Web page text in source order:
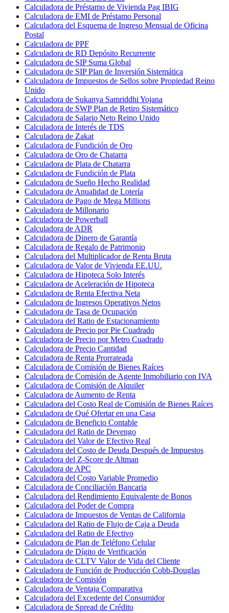
Calculadora de Préstamo de Vivienda Pag IBIG
Calculadora de EMI de Préstamo Personal
Calculadora del Esquema de Ingreso Mensual de Oficina
Postal
Calculadora de PPF
Calculadora de RD Depósito Recurrente
Calculadora de SIP Suma Global
Calculadora de SIP Plan de Inversión Sistemática
Calculadora de Impuestos de Sellos sobre Propiedad Reino
Unido
Calculadora de Sukanya Samriddhi Yojana
Calculadora de SWP Plan de Retiro Sistemático
Calculadora de Salario Neto Reino Unido
Calculadora de Interés de TDS
Calculadora de Zakat
Calculadora de Fundición de Oro
Calculadora de Oro de Chatarra
Calculadora de Plata de Chatarra
Calculadora de Fundición de Plata
Calculadora de Sueño Hecho Realidad
Calculadora de Anualidad de Lotería
Calculadora de Pago de Mega Millions
Calculadora de Millonario
Calculadora de Powerball
Calculadora de ADR
Calculadora de Dinero de Garantía
Calculadora de Regalo de Patrimonio
Calculadora del Multiplicador de Renta Bruta
Calculadora de Valor de Vivienda EE.UU.
Calculadora de Hipoteca Solo Interés
Calculadora de Aceleración de Hipoteca
Calculadora de Renta Efectiva Neta
Calculadora de Ingresos Operativos Netos
Calculadora de Tasa de Ocupación
Calculadora del Ratio de Estacionamiento
Calculadora de Precio por Pie Cuadrado
Calculadora de Precio por Metro Cuadrado
Calculadora de Precio Cantidad
Calculadora de Renta Prorrateada
Calculadora de Comisión de Bienes Raíces
Calculadora de Comisión de Agente Inmobiliario con IVA
Calculadora de Comisión de Alquiler
Calculadora de Aumento de Renta
Calculadora del Costo Real de Comisión de Bienes Raíces
Calculadora de Qué Ofertar en una Casa
Calculadora de Beneficio Contable
Calculadora del Ratio de Devengo
Calculadora del Valor de Efectivo Real
Calculadora del Costo de Deuda Después de Impuestos
Calculadora del Z-Score de Altman
Calculadora de APC
Calculadora del Costo Variable Promedio
Calculadora de Conciliación Bancaria
Calculadora del Rendimiento Equivalente de Bonos
Calculadora del Poder de Compra
Calculadora de Impuestos de Ventas de California
Calculadora del Ratio de Flujo de Caja a Deuda
Calculadora del Ratio de Efectivo
Calculadora de Plan de Teléfono Celular
Calculadora de Dígito de Verificación
Calculadora de CLTV Valor de Vida del Cliente
Calculadora de Función de Producción Cobb-Douglas
Calculadora de Comisión
Calculadora de Ventaja Comparativa
Calculadora del Excedente del Consumidor
Calculadora de Spread de Crédito